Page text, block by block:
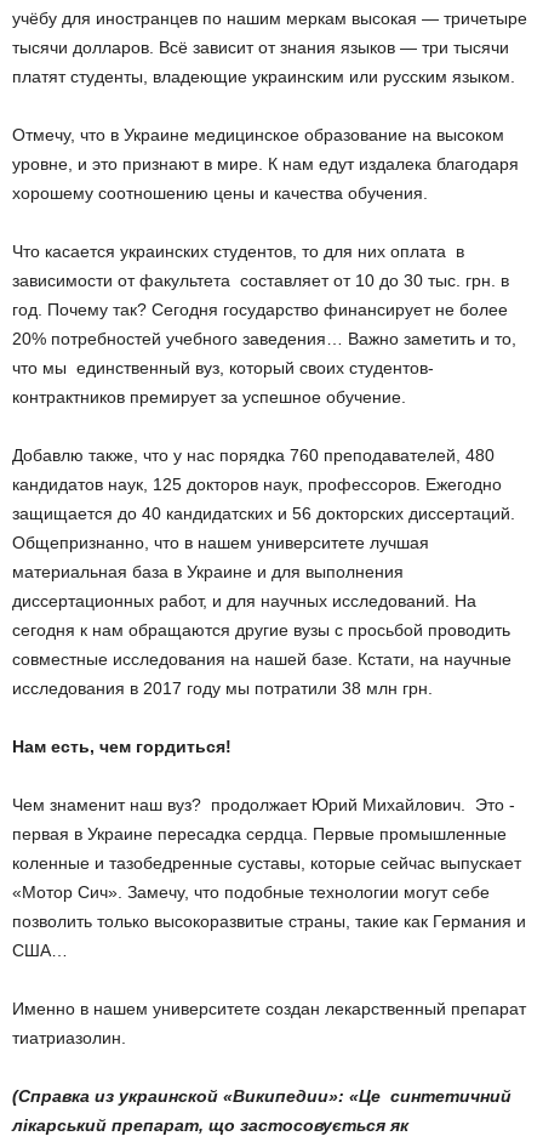
учёбу для иностранцев по нашим меркам высокая — три­четыре
тысячи долларов. Всё зависит от знания языков — три тысячи
платят студенты, владеющие украинским или русским языком.
Отмечу, что в Украине медицинское образование на высоком
уровне, и это признают в мире. К нам едут издалека благодаря
хорошему соотношению цены и качества обучения.
Что касается украинских студентов, то для них оплата ­ в
зависимости от факультета ­ составляет от 10 до 30 тыс. грн. в
год. Почему так? Сегодня государство финансирует не более
20% потребностей учебного заведения… Важно заметить и то,
что мы ­ единственный вуз, который своих студентов­
контрактников премирует за успешное обучение.
Добавлю также, что у нас порядка 760 преподавателей, 480
кандидатов наук, 125 докторов наук, профессоров. Ежегодно
защищается до 40 кандидатских и 5­6 докторских диссертаций.
Общепризнанно, что в нашем университете лучшая
материальная база в Украине и для выполнения
диссертационных работ, и для научных исследований. На
сегодня к нам обращаются другие вузы с просьбой проводить
совместные исследования на нашей базе. Кстати, на научные
исследования в 2017 году мы потратили 38 млн грн.
Нам есть, чем гордиться!
Чем знаменит наш вуз? ­ продолжает Юрий Михайлович. ­ Это ­
первая в Украине пересадка сердца. Первые промышленные
коленные и тазобедренные суставы, которые сейчас выпускает
«Мотор Сич». Замечу, что подобные технологии могут себе
позволить только высокоразвитые страны, такие как Германия и
США…
Именно в нашем университете создан лекарственный препарат
тиатриазолин.
(Справка из украинской «Википедии»: «Це ­ синтетичний
лікарський препарат, що застосовується як